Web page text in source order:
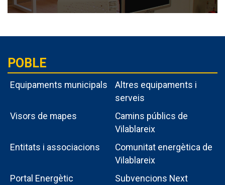
POBLE
Equipaments municipals
Altres equipaments i
serveis
Visors de mapes
Camins públics de
Vilablareix
Entitats i associacions
Comunitat energètica de
Vilablareix
Portal Energètic
Subvencions Next